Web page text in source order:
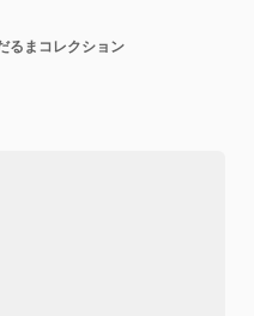
るまコレクション